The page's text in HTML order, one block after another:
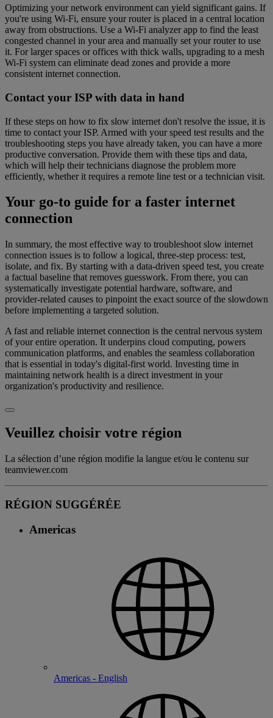
Optimizing your network environment can yield significant gains. If
you're using Wi-Fi, ensure your router is placed in a central location
away from obstructions. Use a Wi-Fi analyzer app to find the least
congested channel in your area and manually set your router to use
it. For larger spaces or offices with thick walls, upgrading to a mesh
Wi-Fi system can eliminate dead zones and provide a more
consistent internet connection.
Contact your ISP with data in hand
If these steps on how to fix slow internet don't resolve the issue, it is
time to contact your ISP. Armed with your speed test results and the
troubleshooting steps you have already taken, you can have a more
productive conversation. Provide them with these tips and data,
which will help their technicians diagnose the problem more
efficiently, whether it requires a remote line test or a technician visit.
Your go-to guide for a faster internet
connection
In summary, the most effective way to troubleshoot slow internet
connection issues is to follow a logical, three-step process: test,
isolate, and fix. By starting with a data-driven speed test, you create
a factual baseline that removes guesswork. From there, you can
systematically investigate potential hardware, software, and
provider-related causes to pinpoint the exact source of the slowdown
before implementing a targeted solution.
A fast and reliable internet connection is the central nervous system
of your entire operation. It underpins cloud computing, powers
communication platforms, and enables the seamless collaboration
that is essential in today's digital-first world. Investing time in
maintaining network health is a direct investment in your
organization's productivity and resilience.
Veuillez choisir votre région
La sélection d’une région modifie la langue et/ou le contenu sur
teamviewer.com
RÉGION SUGGÉRÉE
Americas
Americas - English